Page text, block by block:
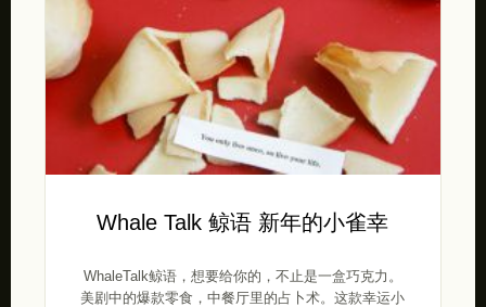
Whale Talk 鲸语 新年的小雀幸
WhaleTalk鲸语，想要给你的，不止是一盒巧克力。
美剧中的爆款零食，中餐厅里的占卜术。这款幸运小